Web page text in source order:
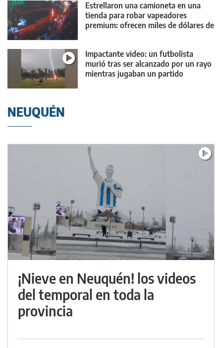
Estrellaron una camioneta en una
tienda para robar vapeadores
premium: ofrecen miles de dólares de
Impactante video: un futbolista
murió tras ser alcanzado por un rayo
mientras jugaban un partido
NEUQUÉN
¡Nieve en Neuquén! los videos
del temporal en toda la
provincia